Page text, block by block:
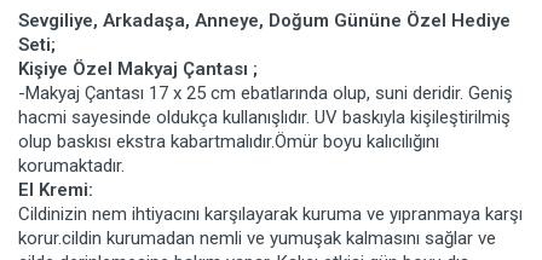
Sevgiliye, Arkadaşa, Anneye, Doğum Gününe Özel Hediye
Seti;
Kişiye Özel Makyaj Çantası ;
-Makyaj Çantası 17 x 25 cm ebatlarında olup, suni deridir. Geniş
hacmi sayesinde oldukça kullanışlıdır. UV baskıyla kişileştirilmiş
olup baskısı ekstra kabartmalıdır.Ömür boyu kalıcılığını
korumaktadır.
El Kremi:
Cildinizin nem ihtiyacını karşılayarak kuruma ve yıpranmaya karşı
korur.cildin kurumadan nemli ve yumuşak kalmasını sağlar ve